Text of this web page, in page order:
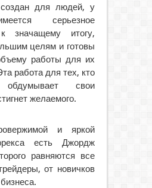
для людей, у
серьезное
значащему итогу,
целям и готовы
работы для их
работа для тех, кто
обдумывает свои
желаемого.
и яркой
есть Джордж
равняются все
от новичков